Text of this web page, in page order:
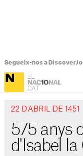
Segueix-nos a Discover
22 D’ABRIL DE 1451
575 anys
d'Isabel